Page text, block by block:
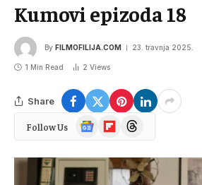
Kumovi epizoda 18
By FILMOFILIJA.COM 23. travnja 2025.
1 Min Read 2 Views
Share
Follow Us
Google
News
FlipboardThreads